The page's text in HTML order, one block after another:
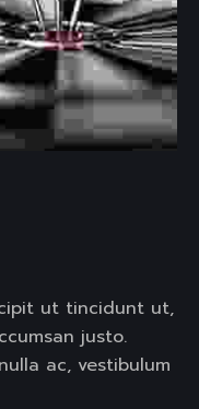
ut tincidunt ut,
justo.
ac, vestibulum